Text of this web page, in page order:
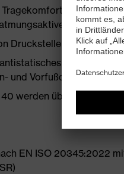
zu dem ein
Materialien
Druckstellen nahezu
und Vorfußdämpfung
werden über einen
EN ISO 20345:2022